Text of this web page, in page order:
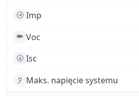
Imp
Voc
Isc
Maks. napięcie systemu